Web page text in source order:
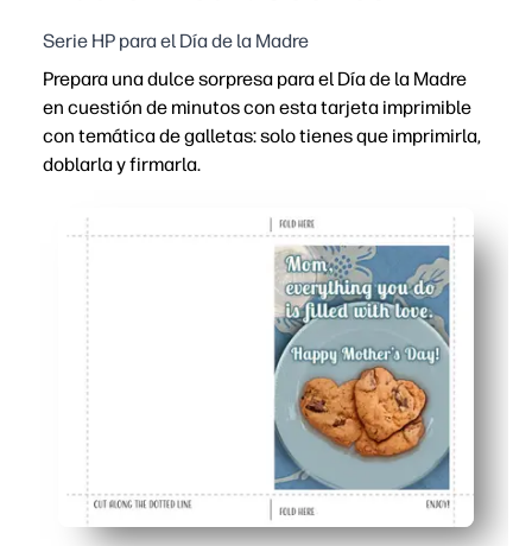
Serie HP para el Día de la Madre
Prepara una dulce sorpresa para el Día de la Madre
en cuestión de minutos con esta tarjeta imprimible
con temática de galletas: solo tienes que imprimirla,
doblarla y firmarla.
Sin preparación: descárgala, imprímela en papel carta
Aprobado por niños: los niños pueden añadir dibujos
Apto para el aula: actividad rápida y sencilla que se
Aspecto listo para regalar: las alegres obras de arte